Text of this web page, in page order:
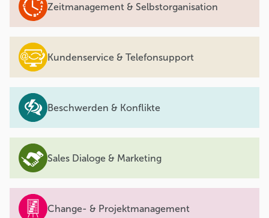
Zeitmanagement & Selbstorganisation
Kundenservice & Telefonsupport
Beschwerden & Konflikte
Sales Dialoge & Marketing
Change- & Projektmanagement